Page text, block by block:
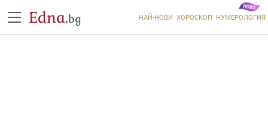
Edna.bg НАЙ-НОВИ ХОРОСКОП НУМЕРОЛОГИЯ